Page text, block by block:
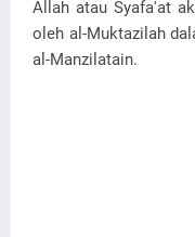
Allah atau Syafa'at
oleh al-Muktazilah
al-Manzilatain.